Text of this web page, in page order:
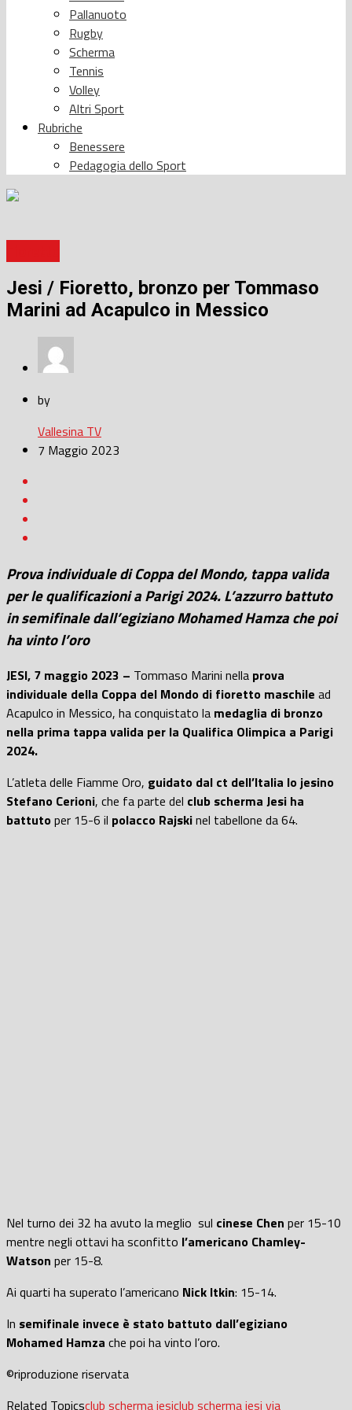
Pallanuoto
Rugby
Scherma
Tennis
Volley
Altri Sport
Rubriche
Benessere
Pedagogia dello Sport
Jesi / Fioretto, bronzo per Tommaso
Marini ad Acapulco in Messico
by
Vallesina TV
7 Maggio 2023
Prova individuale di Coppa del Mondo, tappa valida
per le qualificazioni a Parigi 2024. L’azzurro battuto
in semifinale dall’egiziano Mohamed Hamza che poi
ha vinto l’oro
JESI, 7 maggio 2023 – Tommaso Marini nella prova
individuale della Coppa del Mondo di fioretto maschile ad
Acapulco in Messico, ha conquistato la medaglia di bronzo
nella prima tappa valida per la Qualifica Olimpica a Parigi
2024.
L’atleta delle Fiamme Oro, guidato dal ct dell’Italia lo jesino
Stefano Cerioni, che fa parte del club scherma Jesi ha
battutoper 15-6 il polacco Rajskinel tabellone da 64.
Nel turno dei 32 ha avuto la meglio sul cinese Chen per 15-10
mentre negli ottavi ha sconfitto l’americano Chamley-
Watson per 15-8.
Ai quarti ha superato l’americano Nick Itkin: 15-14.
In semifinale invece è stato battuto dall’egiziano
Mohamed Hamza che poi ha vinto l’oro.
©riproduzione riservata
Related Topicsclub scherma jesiclub scherma jesi via